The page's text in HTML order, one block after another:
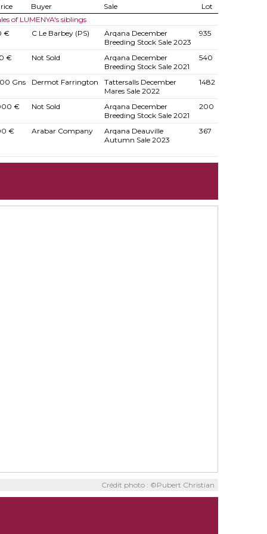
Buyer Sale
Lot
of LUMENYA's siblings
€
C Le Barbey (PS)
Arqana December
Breeding Stock Sale 2023
935
€ Not Sold
Arqana December
Breeding Stock Sale 2021
540
Gns Dermot Farrington
Tattersalls December
Mares Sale 2022
1482
€ Not Sold
Arqana December
Breeding Stock Sale 2021
200
€ Arabar Company
Arqana Deauville
Autumn Sale 2023
367
Crédit photo : ©Pubert Christian